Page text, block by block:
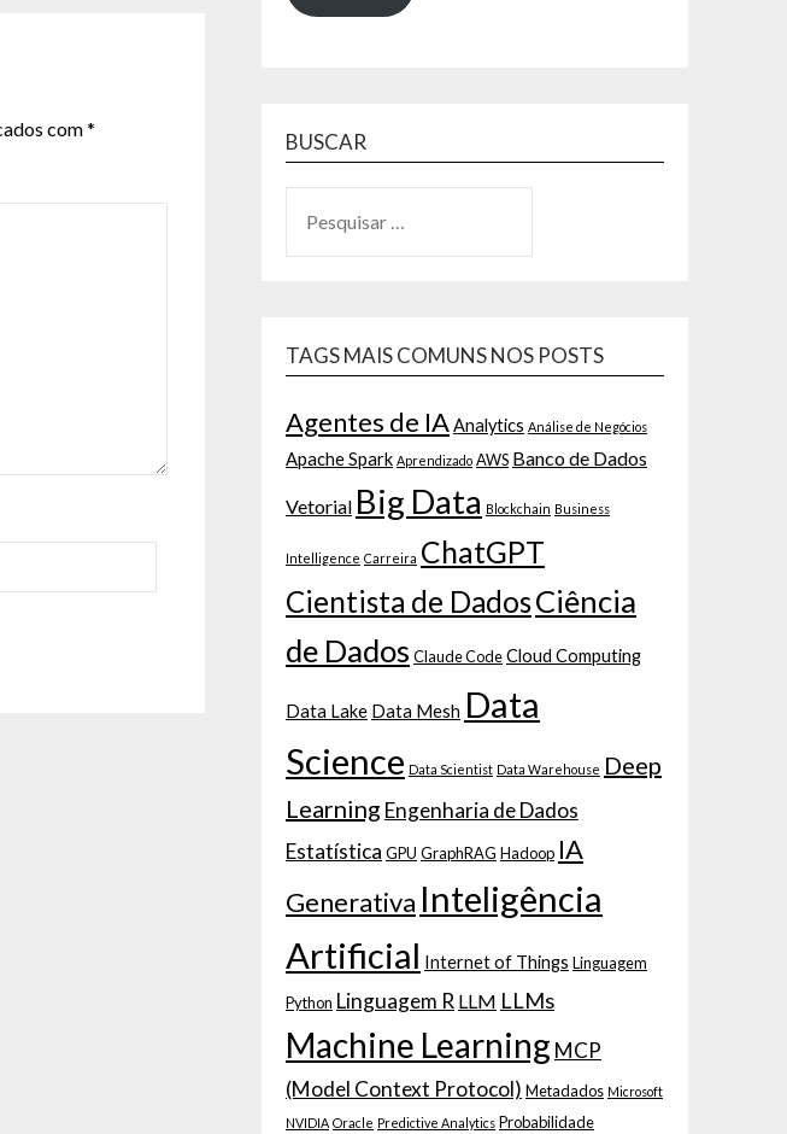
com*
BUSCAR
TAGS MAIS COMUNS NOS POSTS
Agentes de IAAnalytics Análise de Negócios
Apache Spark Aprendizado AWS Banco de Dados
Vetorial Big Data Blockchain Business
Intelligence Carreira ChatGPT
Cientista de DadosCiência
de Dados Claude CodeCloud Computing
Data Lake Data Mesh Data
Science Data Scientist Data Warehouse Deep
Learning Engenharia de Dados
Estatística GPU GraphRAG Hadoop IA
Generativa Inteligência
Artificial Internet of Things Linguagem
Python Linguagem R LLM LLMs
Machine Learning MCP
(Model Context Protocol) Metadados Microsoft
NVIDIA Oracle Predictive Analytics Probabilidade